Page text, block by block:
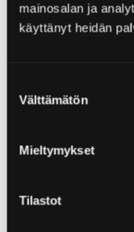
mainosalan ja
käyttänyt heidän
valinta
Välttämätön
Mieltymykset
Tilastot